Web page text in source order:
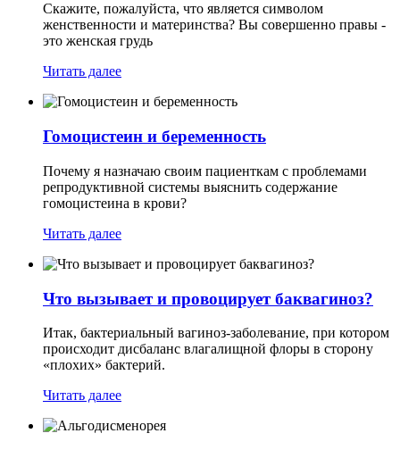
Скажите, пожалуйста, что является символом
женственности и материнства? Вы совершенно правы -
это женская грудь
Читать далее
Гомоцистеин и беременность
Почему я назначаю своим пациенткам с проблемами
репродуктивной системы выяснить содержание
гомоцистеина в крови?
Читать далее
Что вызывает и провоцирует баквагиноз?
Итак, бактериальный вагиноз-заболевание, при котором
происходит дисбаланс влагалищной флоры в сторону
«плохих» бактерий.
Читать далее